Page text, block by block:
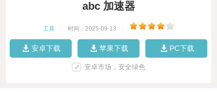
abc 加速器
工具 时间：2025-09-13
安卓下载 苹果下载 PC下载
安卓市场，安全绿色